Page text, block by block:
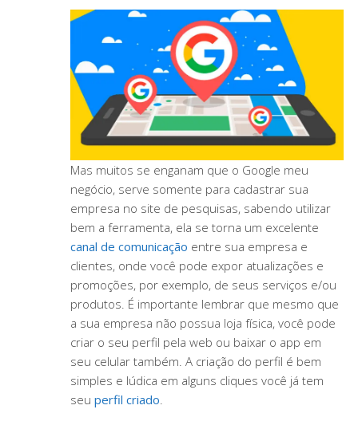
Mas muitos se enganam que o Google meu
negócio, serve somente para cadastrar sua
empresa no site de pesquisas, sabendo utilizar
bem a ferramenta, ela se torna um excelente
canal de comunicação entre sua empresa e
clientes, onde você pode expor atualizações e
promoções, por exemplo, de seus serviços e/ou
produtos. É importante lembrar que mesmo que
a sua empresa não possua loja física, você pode
criar o seu perfil pela web ou baixar o app em
seu celular também. A criação do perfil é bem
simples e lúdica em alguns cliques você já tem
seu perfil criado